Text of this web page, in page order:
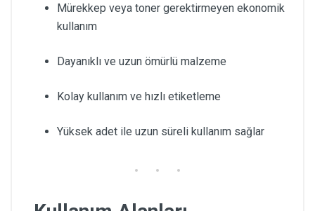
Mürekkep veya toner gerektirmeyen ekonomik
kullanım
Dayanıklı ve uzun ömürlü malzeme
Kolay kullanım ve hızlı etiketleme
Yüksek adet ile uzun süreli kullanım sağlar